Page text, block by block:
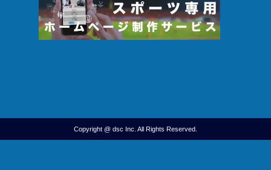
Copyright @ dsc Inc. All Rights Reserved.